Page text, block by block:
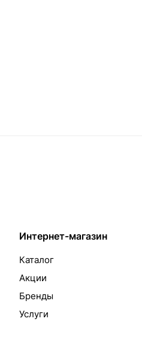
Интернет-магазин
Каталог
Акции
Бренды
Услуги